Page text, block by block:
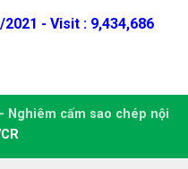
- Visit : 9,434,686
Nghiêm cấm sao chép nội